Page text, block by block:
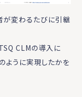
が変わるたびに引継
CLMの導入に
ように実現したかを